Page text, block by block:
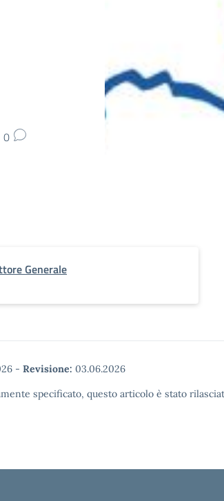
0
Generale
- Revisione: 03.06.2026
specificato, questo articolo è stato